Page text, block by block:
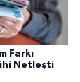
Farkı
Netleşti